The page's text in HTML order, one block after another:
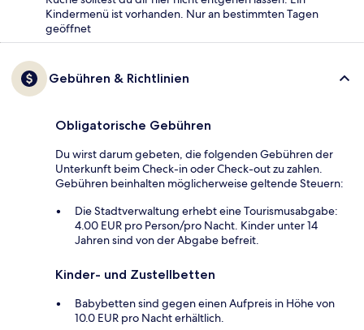
Kindermenü ist vorhanden. Nur an bestimmten Tagen
geöffnet
Gebühren & Richtlinien
Obligatorische Gebühren
Du wirst darum gebeten, die folgenden Gebühren der
Unterkunft beim Check-in oder Check-out zu zahlen.
Gebühren beinhalten möglicherweise geltende Steuern:
Die Stadtverwaltung erhebt eine Tourismusabgabe:
4.00 EUR pro Person/pro Nacht. Kinder unter 14
Jahren sind von der Abgabe befreit.
Kinder- und Zustellbetten
Babybetten sind gegen einen Aufpreis in Höhe von
10.0 EUR pro Nacht erhältlich.